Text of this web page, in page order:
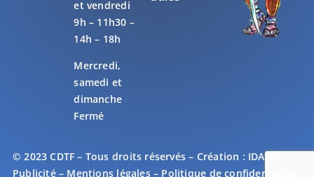
et vendredi
9h – 11h30 –
14h – 18h
Mercredi,
samedi et
dimanche
Fermé
© 2023 CDTF – Tous droits réservés – Création : IDAHO
Publicité– Mentions légales– Politique de confidentialité